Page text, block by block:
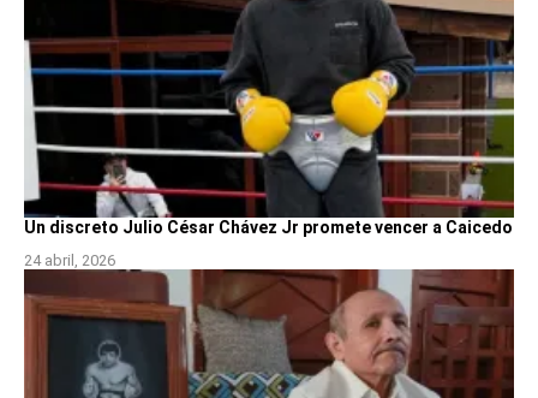
Un discreto Julio César Chávez Jr promete vencer a Caicedo
24 abril, 2026